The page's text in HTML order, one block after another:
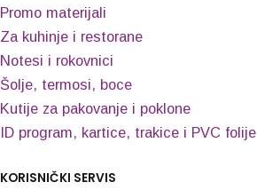
Promo materijali
Za kuhinje i restorane
Notesi i rokovnici
Šolje, termosi, boce
Kutije za pakovanje i poklone
ID program, kartice, trakice i PVC folije
KORISNIČKI SERVIS